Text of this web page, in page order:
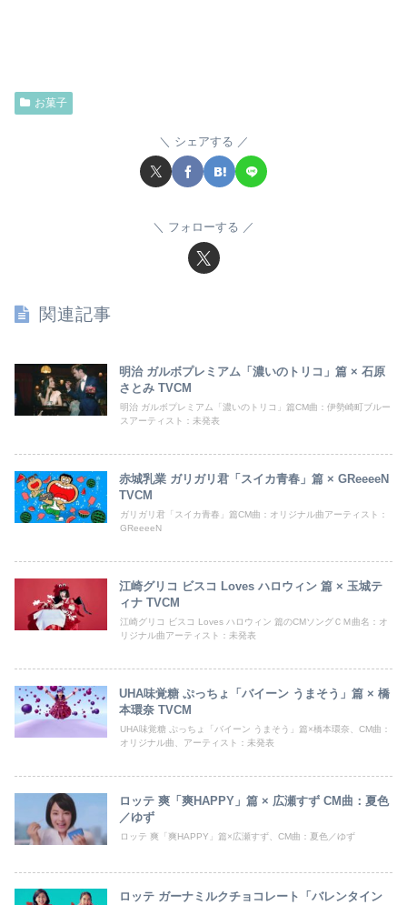
お菓子
シェアする
フォローする
関連記事
明治 ガルボプレミアム「濃いのトリコ」篇 × 石原
さとみ TVCM
明治 ガルボプレミアム「濃いのトリコ」篇CM曲：伊勢崎町ブルー
スアーティスト：未発表
赤城乳業 ガリガリ君「スイカ青春」篇 × GReeeeN
TVCM
ガリガリ君「スイカ青春」篇CM曲：オリジナル曲アーティスト：
GReeeeN
江崎グリコ ビスコ Loves ハロウィン 篇 × 玉城テ
ィナ TVCM
江崎グリコ ビスコ Loves ハロウィン 篇のCMソングＣＭ曲名：オ
リジナル曲アーティスト：未発表
UHA味覚糖 ぷっちょ「バイーン うまそう」篇 × 橋
本環奈 TVCM
UHA味覚糖 ぷっちょ「バイーン うまそう」篇×橋本環奈、CM曲：
オリジナル曲、アーティスト：未発表
ロッテ 爽「爽HAPPY」篇 × 広瀬すず CM曲：夏色
／ゆず
ロッテ 爽「爽HAPPY」篇×広瀬すず、CM曲：夏色／ゆず
ロッテ ガーナミルクチョコレート「バレンタイン